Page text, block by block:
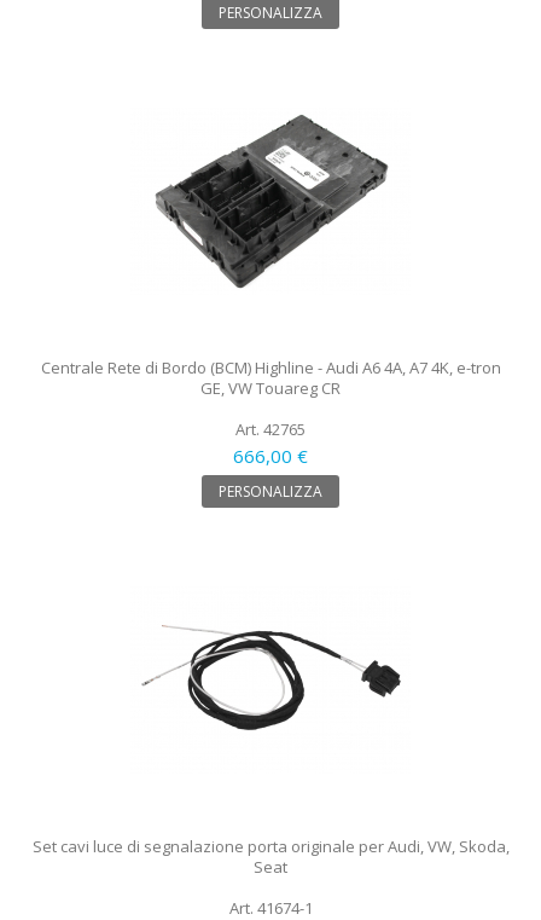
PERSONALIZZA
Centrale Rete di Bordo (BCM) Highline - Audi A6 4A, A7 4K, e-tron
GE, VW Touareg CR
Art. 42765
666,00 €
PERSONALIZZA
Set cavi luce di segnalazione porta originale per Audi, VW, Skoda,
Seat
Art. 41674-1